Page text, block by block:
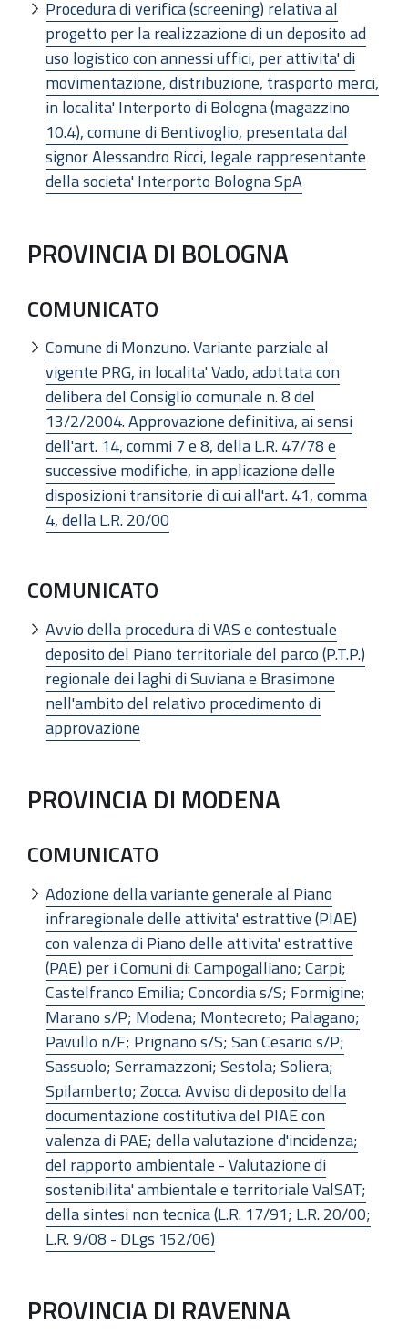
Procedura di verifica (screening) relativa al
progetto per la realizzazione di un deposito ad
uso logistico con annessi uffici, per attivita' di
movimentazione, distribuzione, trasporto merci,
in localita' Interporto di Bologna (magazzino
10.4), comune di Bentivoglio, presentata dal
signor Alessandro Ricci, legale rappresentante
della societa' Interporto Bologna SpA
PROVINCIA DI BOLOGNA
COMUNICATO
Comune di Monzuno. Variante parziale al
vigente PRG, in localita' Vado, adottata con
delibera del Consiglio comunale n. 8 del
13/2/2004. Approvazione definitiva, ai sensi
dell'art. 14, commi 7 e 8, della L.R. 47/78 e
successive modifiche, in applicazione delle
disposizioni transitorie di cui all'art. 41, comma
4, della L.R. 20/00
COMUNICATO
Avvio della procedura di VAS e contestuale
deposito del Piano territoriale del parco (P.T.P.)
regionale dei laghi di Suviana e Brasimone
nell'ambito del relativo procedimento di
approvazione
PROVINCIA DI MODENA
COMUNICATO
Adozione della variante generale al Piano
infraregionale delle attivita' estrattive (PIAE)
con valenza di Piano delle attivita' estrattive
(PAE) per i Comuni di: Campogalliano; Carpi;
Castelfranco Emilia; Concordia s/S; Formigine;
Marano s/P; Modena; Montecreto; Palagano;
Pavullo n/F; Prignano s/S; San Cesario s/P;
Sassuolo; Serramazzoni; Sestola; Soliera;
Spilamberto; Zocca. Avviso di deposito della
documentazione costitutiva del PIAE con
valenza di PAE; della valutazione d'incidenza;
del rapporto ambientale - Valutazione di
sostenibilita' ambientale e territoriale ValSAT;
della sintesi non tecnica (L.R. 17/91; L.R. 20/00;
L.R. 9/08 - DLgs 152/06)
PROVINCIA DI RAVENNA